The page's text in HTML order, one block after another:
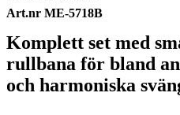
Art.nr ME-5718B
Komplett set med
rullbana för bland
och harmoniska